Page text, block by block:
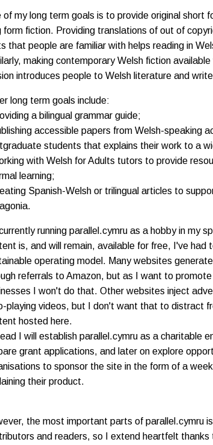
of my long term goals is to provide original short
form fiction. Providing translations of out of
that people are familiar with helps reading in
making contemporary Welsh fiction
introduces people to Welsh literature and
long term goals include:
a bilingual grammar guide;
accessible papers from Welsh-speaking
students that explains their work to a
with Welsh for Adults tutors to provide
learning;
Spanish-Welsh or trilingual articles to
running parallel.cymru as a hobby in my
is, and will remain, available for free, I've had
operating model. Many websites
referrals to Amazon, but as I want to
I won't do that. Other websites inject
playing videos, but I don't want that to distract
hosted here.
I will establish parallel.cymru as a charitable
grant applications, and later on explore
to sponsor the site in the form of a
their product.
the most important parts of parallel.cymru
and readers, so I extend heartfelt thanks